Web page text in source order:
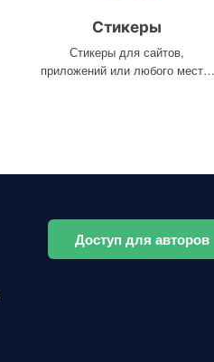
Стикеры
Стикеры для сайтов,
приложений или любого места,
Доступ для авторов